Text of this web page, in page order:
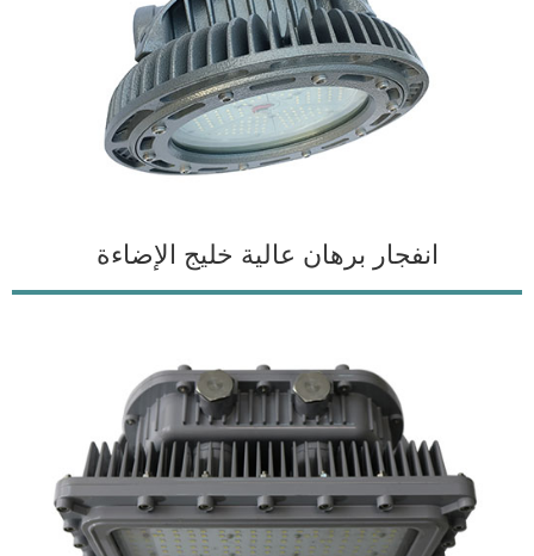
انفجار برهان عالية خليج الإضاءة